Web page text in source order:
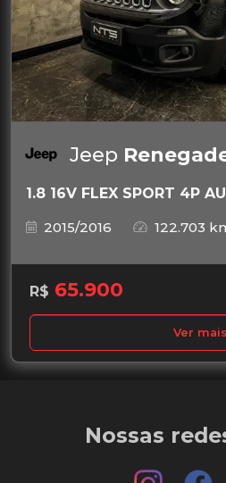
Jeep
1.8 16V FLEX SPORT 4P
2015/2016
122.703
R$ 65.900
Ver mais
Nossas